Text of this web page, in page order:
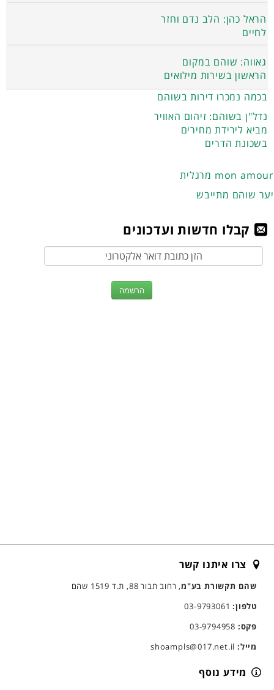
הראל כהן: הלב נדם וחזר
לחיים
גאווה: שוהם במקום
הראשון בשירות מילואים
בכמה נמכרו דירות בשוהם
נדל"ן בשוהם: זיהום האוויר
מביא לירידת מחירים
בשכונת הדרים
מרגלית mon amour
יער שוהם מתייבש
קבלו חדשות ועדכונים
צרו איתנו קשר
שהם תקשורת בע"מ, רחוב תבור 88, ת.ד 1519 שהם
טלפון:03-9793061
פקס:
מייל:
מידע נוסף